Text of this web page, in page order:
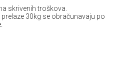
skrivenih troškova.
30kg se obračunavaju po